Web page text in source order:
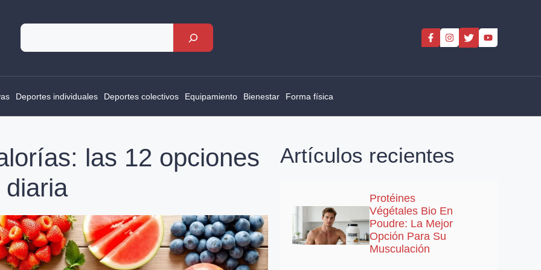
Rechercher
Deportes individuales Deportes colectivos Equipamiento Bienestar Forma física
las 12 opciones
Artículos recientes
Protéines
Végétales Bio En
Poudre: La Mejor
Opción Para Su
Musculación